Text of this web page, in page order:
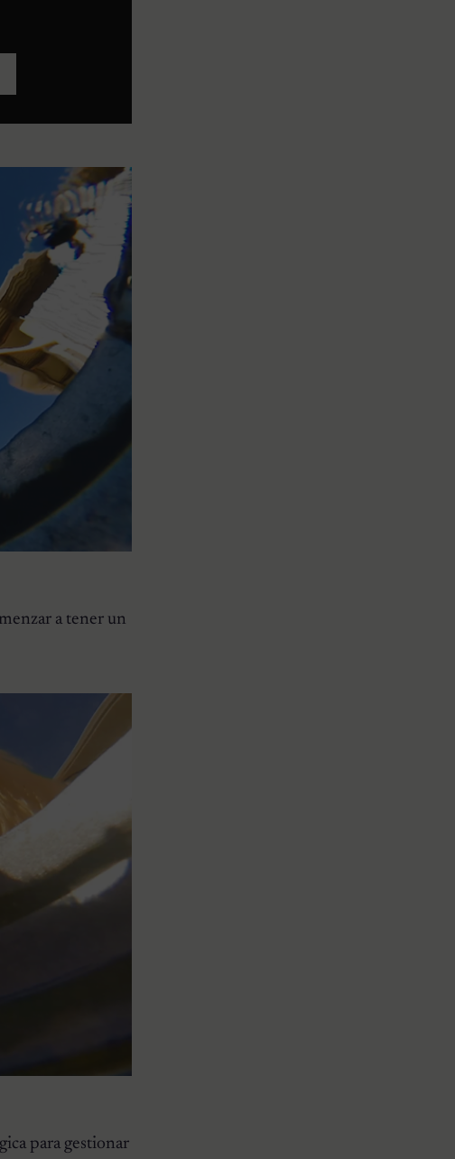
a tener un
para gestionar